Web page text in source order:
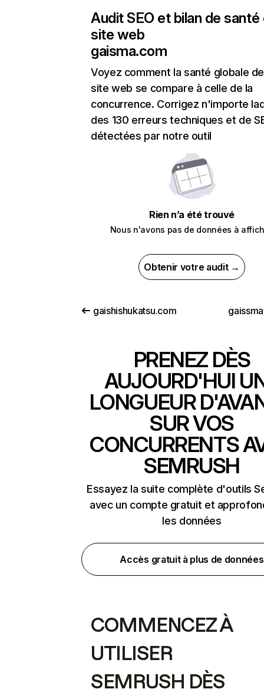
Audit SEO et bilan de santé
site web
gaisma.com
Voyez comment la santé globale
site web se compare à celle de la
concurrence. Corrigez n'importe
des 130 erreurs techniques et de
détectées par notre outil
Rien n’a été trouvé
Nous n'avons pas de données à
Obtenir votre audit →
gaishishukatsu.com
PRENEZ DÈS
AUJOURD'HUI
LONGUEUR
SUR VOS
CONCURRENTS
SEMRUSH
Essayez la suite complète d'outils
avec un compte gratuit et
les données
Accès gratuit à plus de données
COMMENCEZ À
UTILISER
SEMRUSH DÈS